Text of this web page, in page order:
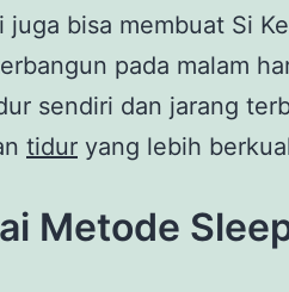
juga bisa membuat Si
pada malam
sendiri dan jarang
tidur yang lebih
Metode